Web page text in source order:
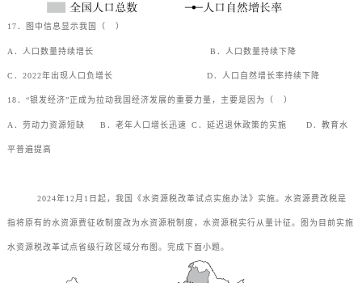
17．图中信息显示我国（ ）
A．人口数量持续增长 B．人口数量持续下降
C．2022年出现人口负增长 D．人口自然增长率持续下降
18．“银发经济”正成为拉动我国经济发展的重要力量，主要是因为（ ）
A．劳动力资源短缺 B．老年人口增长迅速 C．延迟退休政策的实施 D．教育水
平普遍提高
2024年12月1日起，我国《水资源税改革试点实施办法》实施。水资源费改税是
指将原有的水资源费征收制度改为水资源税制度，水资源税实行从量计征。图为目前实施
水资源税改革试点省级行政区域分布图。完成下面小题。